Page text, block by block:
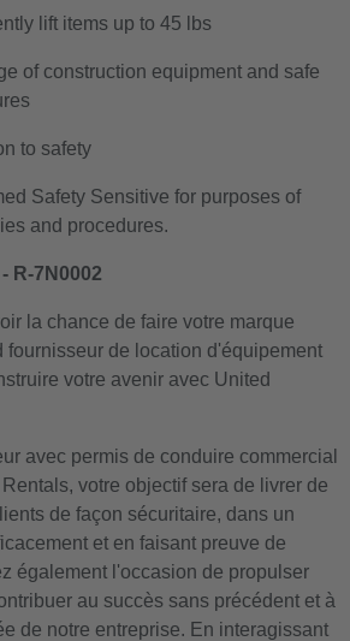
lift items up to 45 lbs
of construction equipment and safe
to safety
Safety Sensitive for purposes of
and procedures.
- R-7N0002
la chance de faire votre marque
fournisseur de location d'équipement
votre avenir avec United
avec permis de conduire commercial
votre objectif sera de livrer de
de façon sécuritaire, dans un
et en faisant preuve de
également l'occasion de propulser
au succès sans précédent et à
de notre entreprise. En interagissant